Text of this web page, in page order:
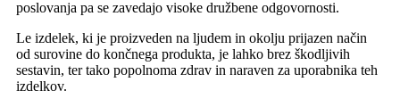
poslovanja pa se zavedajo visoke družbene odgovornosti.
Le izdelek, ki je proizveden na ljudem in okolju prijazen način
od surovine do končnega produkta, je lahko brez škodljivih
sestavin, ter tako popolnoma zdrav in naraven za uporabnika teh
izdelkov.